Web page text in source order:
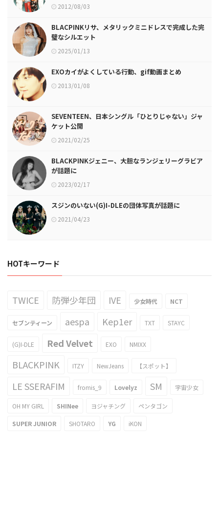
2012/08/03
BLACPINKリサ、メタリックミニドレスで完成した完
璧なシルエット
2025/01/13
EXOカイがよくしている行動、gif動画まとめ
2013/01/08
SEVENTEEN、日本シングル「ひとりじゃない」ジャ
ケット公開
2021/02/25
BLACKPINKジェニー、大胆なランジェリーグラビア
が話題に
2023/02/17
スジンのいない(G)I-DLEの団体写真が話題に
2021/04/23
HOTキーワード
TWICE 防弾少年団 IVE 少女時代 NCT
セブンティーン aespa Kep1er TXT STAYC
(G)I-DLE Red Velvet EXO NMIXX
BLACKPINK ITZY NewJeans 【スポット】
LE SSERAFIM fromis_9 Lovelyz SM 宇宙少女
OH MY GIRL SHINee ヨジャチング ペンタゴン
SUPER JUNIOR SHOTARO YG iKON